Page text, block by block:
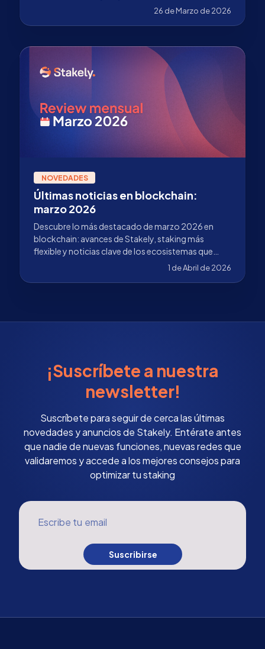
Descubre qué es y cómo funciona.26 de Marzo de 2026
NOVEDADES
Últimas noticias en blockchain:
marzo 2026
Descubre lo más destacado de marzo 2026 en
blockchain: avances de Stakely, staking más
flexible y noticias clave de los ecosistemas que
1 de Abril de 2026
¡Suscríbete a nuestra
newsletter!
Suscríbete para seguir de cerca las últimas
novedades y anuncios de Stakely. Entérate antes
que nadie de nuevas funciones, nuevas redes que
validaremos y accede a los mejores consejos para
optimizar tu staking
Escribe tu email
Suscribirse